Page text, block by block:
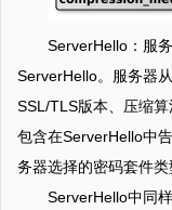
ServerHello：服
ServerHello。服务器
SSL/TLS版本、压缩
包含在ServerHello中
务器选择的密码套件类
ServerHello中同